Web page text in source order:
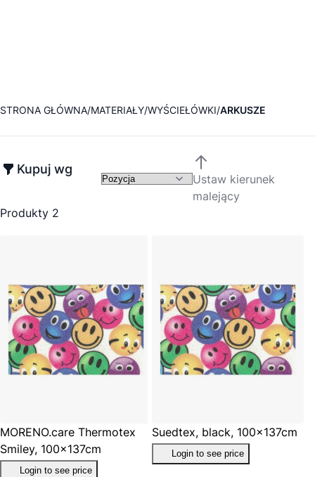
STRONA GŁÓWNA MATERIAŁY WYŚCIEŁÓWKI ARKUSZE
Kupuj wg
Produkty 2
Ustaw kierunek
malejący
MORENO.care Thermotex
Smiley, 100x137cm
Login to see price
Suedtex, black, 100x137cm
Login to see price